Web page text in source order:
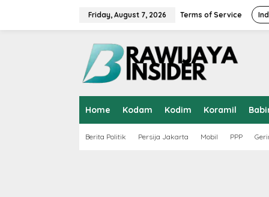
Friday, August 7, 2026 Terms of Service
Home Kodam Kodim Koramil
Berita Politik Persija Jakarta Mobil PPP